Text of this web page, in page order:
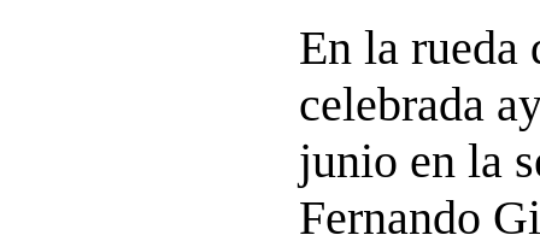
En la rueda
celebrada
junio en la
Fernando